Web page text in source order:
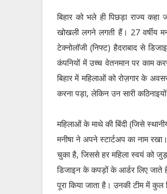
बिहार को भले ही पिछड़ा राज्य
खोखली लगने लगती हैं। 27 वर्षीय
टेक्नोलॉजी (निफ्ट) हैदराबाद से
कंपनियों में उच्च वेतनमान पर काम
बिहार में महिलाओं को रोज़गार के
करना पड़ा, लेकिन उन सारी
महिलाओं के माथे की बिंदी (जिसे
मनीषा ने अपने स्टार्टअप का नाम
चुका है, जिससे हर महिला स्वयं को
डिजाइन के कपड़ों के आर्डर लिए जाते
पूरा किया जाता है। उनकी टीम में